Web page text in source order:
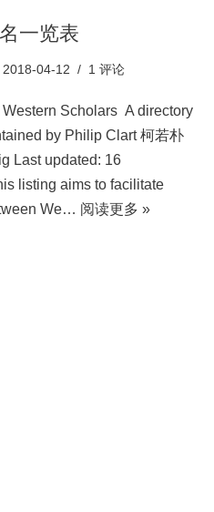
一览表
2018-04-12 1 评论
Scholars A directory
by Philip Clart 柯若朴
Last updated: 16
listing aims to facilitate
We… 阅读更多 »